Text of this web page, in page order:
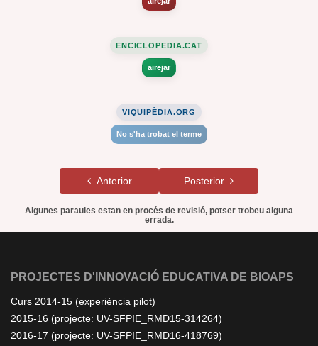
ENCICLOPEDIA.CAT
airejar
VIQUIPÈDIA.ORG
No s'ha trobat el terme
Anterior Posterior
Algunes paraules estan en procés de revisió, potser trobeu alguna
errada.
PROJECTES D'INNOVACIÓ EDUCATIVA DE BIOAPS
Curs 2014-15 (experiència pilot)
2015-16 (projecte: UV-SFPIE_RMD15-314264)
2016-17 (projecte: UV-SFPIE_RMD16-418769)